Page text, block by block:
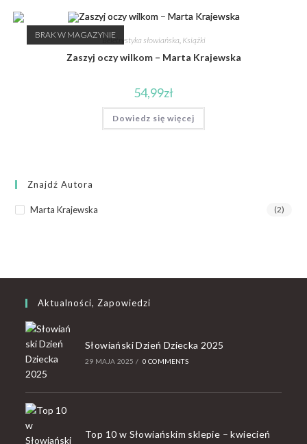
BRAK W MAGAZYNIE
Beletrystyka słowiańska, Książki
Zaszyj oczy wilkom – Marta Krajewska
54,99zł
Dowiedz się więcej
Znajdź Autora
Marta Krajewska (2)
Aktualności, Zapowiedzi
Słowiański Dzień Dziecka 2025
29 MAJA 2025 / 0 COMMENTS
Top 10 w Słowiańskim sklepie – kwiecień